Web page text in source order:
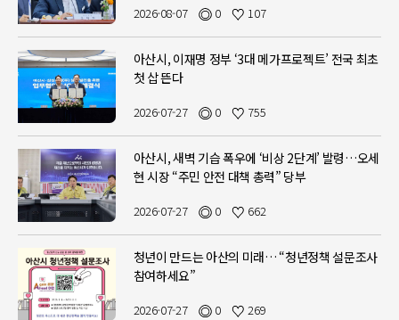
크게 기여하고 있다고 분석했다. 실제 아산시의 올해 상반기 수출액은 약
700억 달러로 지난해 연간 수출액(694억 달러)을 이미 넘어선 것으로 나타
할 것으로 전망된다.오 시장은 다만 이러한 성장세에도 불구하고 조직 내
실·국장급 관리자들의 보직 순환 주기가 짧아 업무 전문성을 충분히 축적
하기 어려운 구조적 한계가 있다고 진단했다. 그는 “지금은 실·국장, 과장
등 관리자가 자신의 업무를 세부적인 내용까지 정확히 이해하고 대응해야
하는 시대”라며 “역량과 능력, 열정을 갖춘 관리자들이 있어야 아산시가 지
금의 역사적 발전 흐름을 더 큰 성과로 이어갈 수 있다”고 주문했다.이와 함
께 오 시장은 삼성의 대규모 투자가 지역 경제 전반에 온기를 불어넣을 수
있도록 △관내 대학 및 고교 졸업생 대상 맞춤형 일자리 연계 △지역 건설
업체 및 장비 활용 확대 △약 3,400명의 건설 현장 투입 인력에 따른 골목상
권 활성화 △지역 농산물 소비 촉진 등 다각적인 상생 방안의 필요성도 강
조했다.아울러 반도체 후공정 및 연관 소재·부품·장비(소부장) 기업들의
관내 유치를 촉진하기 위해 8~9월 중 투자유치 설명회를 개최하고, 현대자
동차 등 지역 내 주요 기업의 투자 동향과 연계한 맞춤형 기업 유치 전략도
병행할 것을 지시했다.이 밖에도 오 시장은 △폭염 대응 및 물놀이시설 안
전관리 등 여름철 재난 대응 만전 △휴가철 업무 공백 방지 △직원 재충전
적극 지원 등을 당부했다.
2026-08-07 0 107
아산시, 이재명 정부 ‘3대 메가프로젝트’ 전국 최초
첫 삽 뜬다
2026-07-27 0 755
아산시, 새벽 기습 폭우에 ‘비상 2단계’ 발령…오세
현 시장 “주민 안전 대책 총력” 당부
2026-07-27 0 662
청년이 만드는 아산의 미래… “청년정책 설문조사
참여하세요”
2026-07-27 0 269